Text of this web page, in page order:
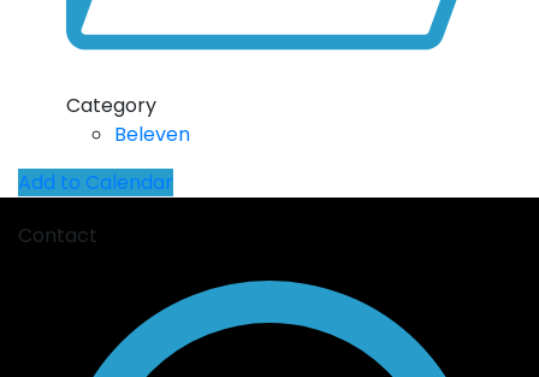
Category
Beleven
Add to Calendar
Contact